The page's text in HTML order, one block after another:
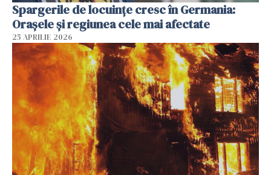
Spargerile de locuințe cresc în Germania:
Orașele și regiunea cele mai afectate
25 APRILIE 2026